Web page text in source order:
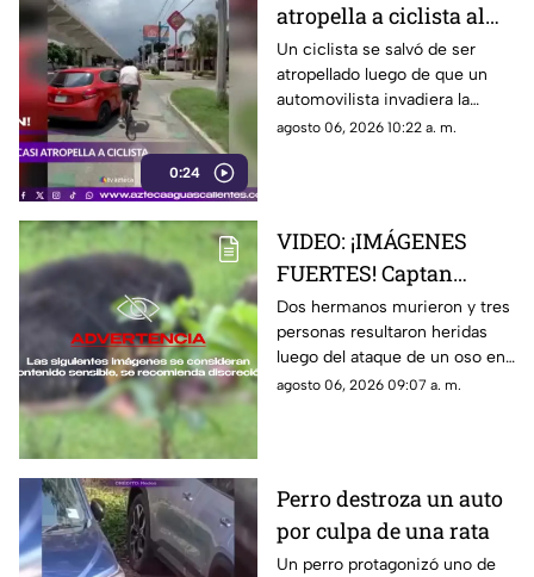
0:24
atropella a ciclista al
invadir el carril de la
ciclovía en Guadalajara
Un ciclista se salvó de ser
atropellado luego de que un
automovilista invadiera la
ciclovía al girar a la derecha sin
agosto 06, 2026 10:22 a. m.
VIDEO: ¡IMÁGENES
FUERTES! Captan
momento en el que dos
hermanos son
devorados por un oso
Dos hermanos murieron y tres
personas resultaron heridas
luego del ataque de un oso en
el distrito de Kanker en India;
agosto 06, 2026 09:07 a. m.
Perro destroza un auto
por culpa de una rata
Un perro protagonizó uno de